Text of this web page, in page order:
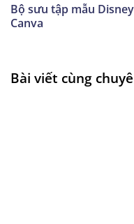
Bộ sưu tập mẫu
Canva
Bài viết cùng